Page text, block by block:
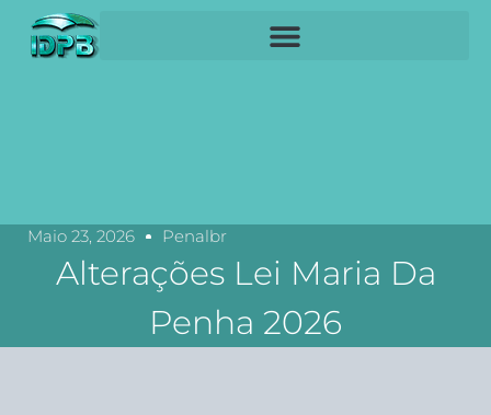
Maio 23, 2026 Penalbr
Alterações Lei Maria Da
Penha 2026